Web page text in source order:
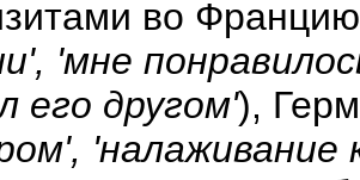
во
'мне
его другом'),